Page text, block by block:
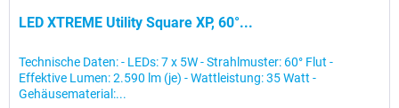
LED XTREME Utility Square XP, 60°...
Technische Daten: - LEDs: 7 x 5W - Strahlmuster: 60° Flut -
Effektive Lumen: 2.590 lm (je) - Wattleistung: 35 Watt -
Gehäusematerial:...